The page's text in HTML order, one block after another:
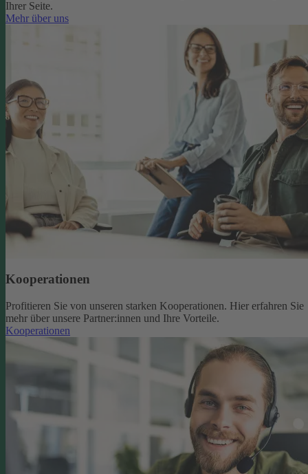
Ihrer Seite.
Mehr über uns
Kooperationen
Profitieren Sie von unseren starken Kooperationen. Hier erfahren Sie
mehr über unsere Partner:innen und Ihre Vorteile.
Kooperationen